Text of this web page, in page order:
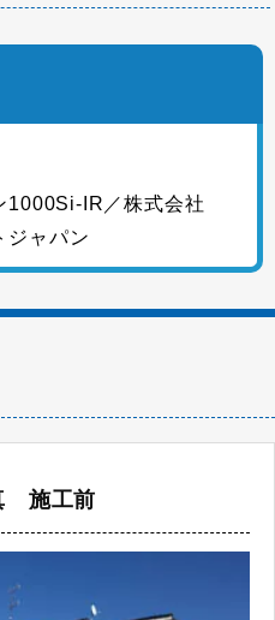
1000Si-IR／株式会社
ジャパン
施工前